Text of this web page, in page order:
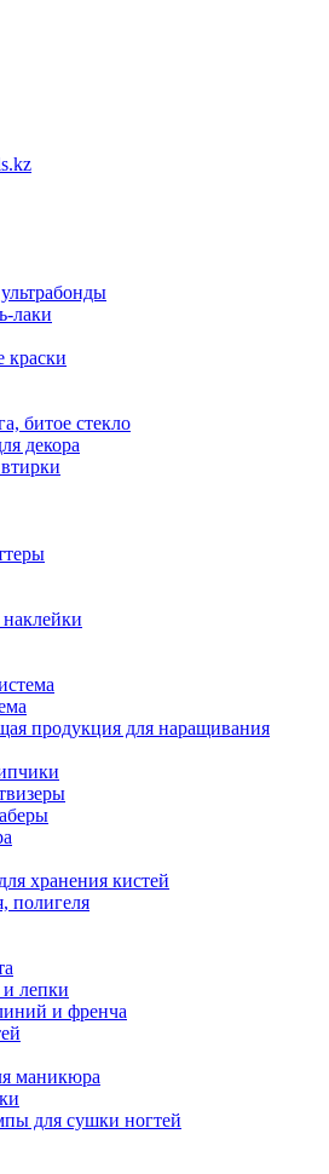
лаки
краски
битое стекло
декора
продукция для наращивания
хранения кистей
полигеля
лепки
и френча
маникюра
для сушки ногтей